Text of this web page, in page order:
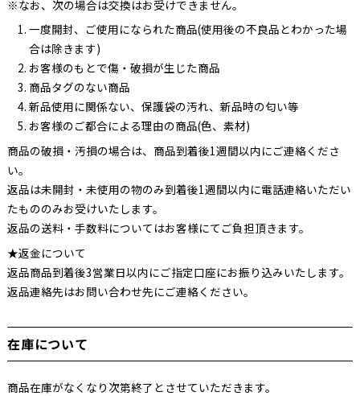
※なお、次の場合は交換はお受けできません。
一度開封、ご使用になられた商品(使用後の不良品とわかった場
合は除きます)
お客様のもとで傷・破損が生じた商品
商品タグのない商品
新品使用に関係ない、保護袋の汚れ、新品時の匂い等
お客様のご都合による理由の商品(色、素材)
商品の破損・汚損の場合は、商品到着後1週間以内にご連絡くださ
い。
返品は未開封・未使用の物のみ到着後1週間以内に電話連絡いただい
たもののみお受けいたします。
返品の送料・手数料についてはお客様にてご負担頂きます。
★返金について
返品商品到着後3営業日以内にご指定口座にお振り込みいたします。
返品連絡先はお問い合わせ先にご連絡ください。
在庫について
商品在庫がなくなり次第終了とさせていただきます。